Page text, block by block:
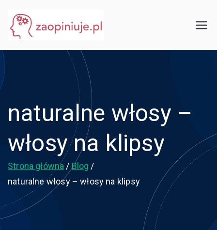
treści
naturalne włosy –
włosy na klipsy
Strona główna
Blog
naturalne włosy – włosy na klipsy